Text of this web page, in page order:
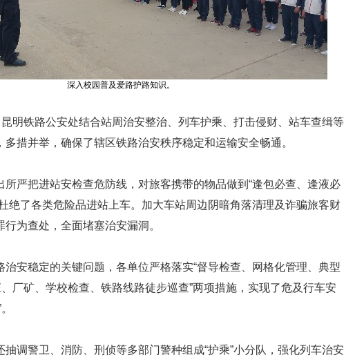
深入校园普及爱路护路知识。
昆明铁路公安处结合站周治安整治、列车护乘、打击侵财、站车查缉等
措并举，确保了辖区铁路治安秩序稳定和运输安全畅通。
所严把进站安检查危防线，对旅客携带的物品做到“逢包必查、逢液必
绝了各类危险品进站上车。加大车站周边阴暗角落清理及诈骗旅客财
为查处，全面堵塞治安漏洞。
治安稳定的关键问题，各单位严格落实“督导检查、网格化管理、典型
、厂矿、学校检查、铁路线路徒步巡查”两项措施，实现了危及行车安
抽调警卫、消防、刑侦等多部门警种组成“护乘”小分队，强化列车治安